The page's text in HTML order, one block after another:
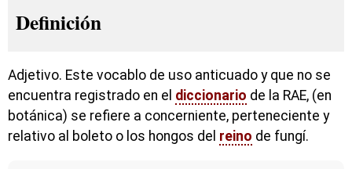
Definición
Adjetivo. Este vocablo de uso anticuado y que no se
encuentra registrado en el diccionario de la RAE, (en
botánica) se refiere a concerniente, perteneciente y
relativo al boleto o los hongos del reino de fungí.